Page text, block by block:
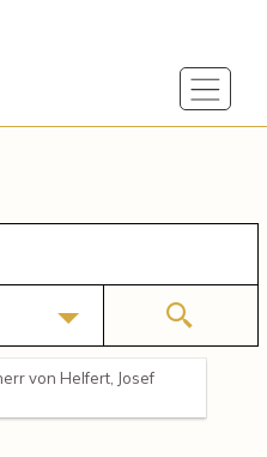
von Helfert, Josef